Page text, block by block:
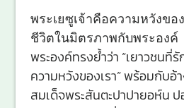
พระเยซูเจ้าคือความหวังขอ
ชีวิตในมิตรภาพกับพระองค์
พระองค์ทรงย้ำว่า “เยาวชนที่รั
ความหวังของเรา” พร้อมกับอ้
สมเด็จพระสันตะปาปายอห์น ป